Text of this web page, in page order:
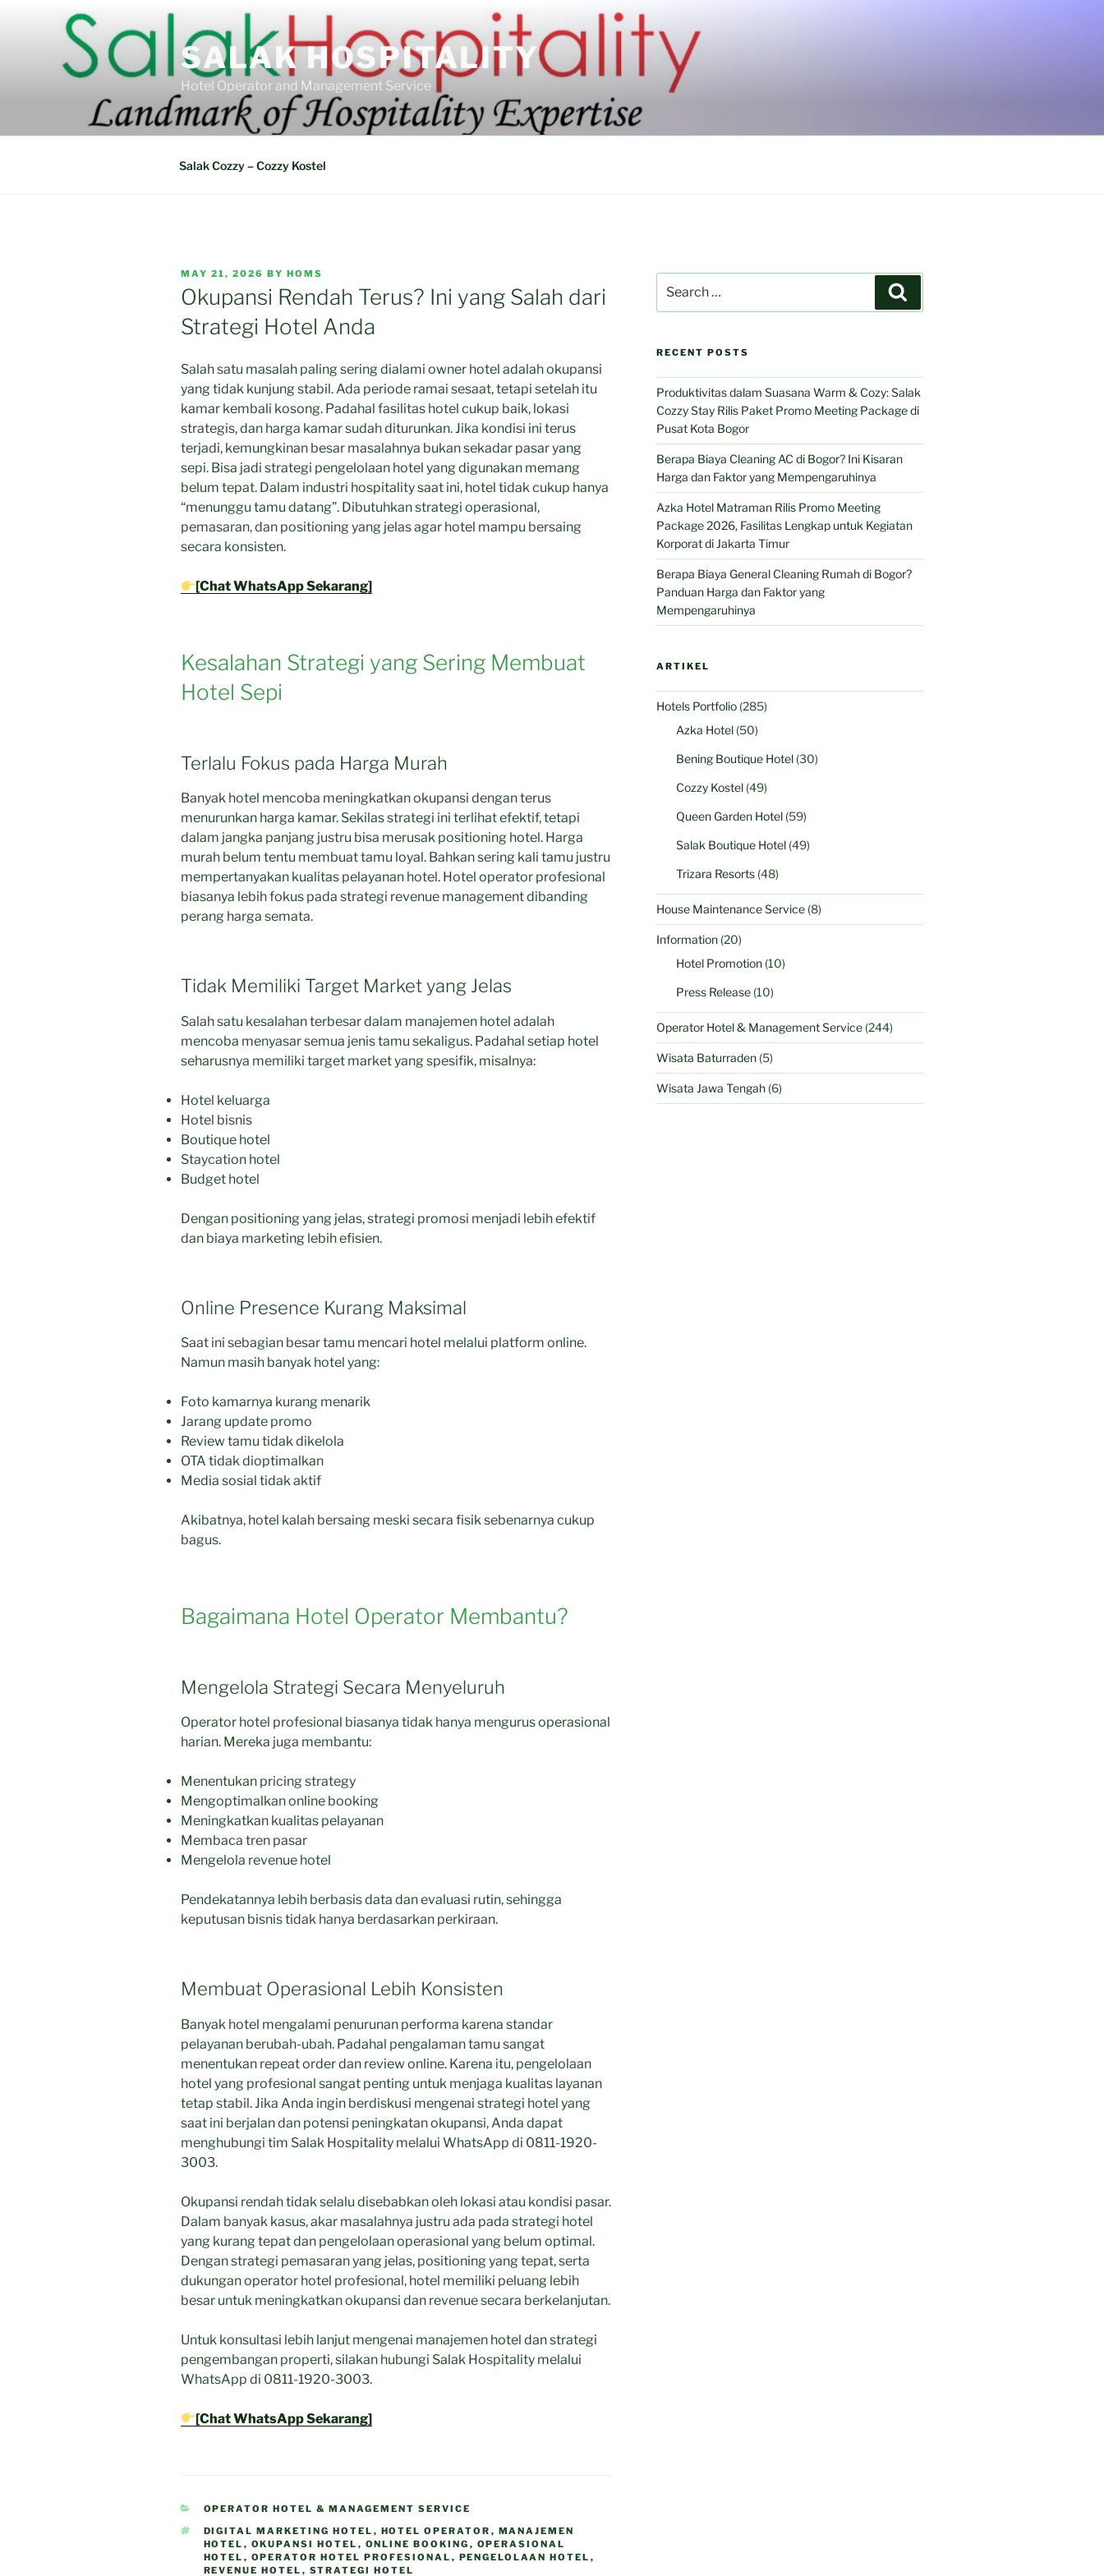
SALAK HOSPITALITY
Hotel Operator and Management Service
Salak Cozzy – Cozzy Kostel
POSTED
ON
MAY 21, 2026 BY HOMS
Okupansi Rendah Terus? Ini yang Salah dari
Strategi Hotel Anda
Salah satu masalah paling sering dialami owner hotel adalah okupansi
yang tidak kunjung stabil. Ada periode ramai sesaat, tetapi setelah itu
kamar kembali kosong. Padahal fasilitas hotel cukup baik, lokasi
strategis, dan harga kamar sudah diturunkan. Jika kondisi ini terus
terjadi, kemungkinan besar masalahnya bukan sekadar pasar yang
sepi. Bisa jadi strategi pengelolaan hotel yang digunakan memang
belum tepat. Dalam industri hospitality saat ini, hotel tidak cukup hanya
“menunggu tamu datang”. Dibutuhkan strategi operasional,
pemasaran, dan positioning yang jelas agar hotel mampu bersaing
secara konsisten.
[Chat WhatsApp Sekarang]
Kesalahan Strategi yang Sering Membuat
Hotel Sepi
Terlalu Fokus pada Harga Murah
Banyak hotel mencoba meningkatkan okupansi dengan terus
menurunkan harga kamar. Sekilas strategi ini terlihat efektif, tetapi
dalam jangka panjang justru bisa merusak positioning hotel. Harga
murah belum tentu membuat tamu loyal. Bahkan sering kali tamu justru
mempertanyakan kualitas pelayanan hotel. Hotel operator profesional
biasanya lebih fokus pada strategi revenue management dibanding
perang harga semata.
Tidak Memiliki Target Market yang Jelas
Salah satu kesalahan terbesar dalam manajemen hotel adalah
mencoba menyasar semua jenis tamu sekaligus. Padahal setiap hotel
seharusnya memiliki target market yang spesifik, misalnya:
Hotel keluarga
Hotel bisnis
Boutique hotel
Staycation hotel
Budget hotel
Dengan positioning yang jelas, strategi promosi menjadi lebih efektif
dan biaya marketing lebih efisien.
Online Presence Kurang Maksimal
Saat ini sebagian besar tamu mencari hotel melalui platform online.
Namun masih banyak hotel yang:
Foto kamarnya kurang menarik
Jarang update promo
Review tamu tidak dikelola
OTA tidak dioptimalkan
Media sosial tidak aktif
Akibatnya, hotel kalah bersaing meski secara fisik sebenarnya cukup
bagus.
Bagaimana Hotel Operator Membantu?
Mengelola Strategi Secara Menyeluruh
Operator hotel profesional biasanya tidak hanya mengurus operasional
harian. Mereka juga membantu:
Menentukan pricing strategy
Mengoptimalkan online booking
Meningkatkan kualitas pelayanan
Membaca tren pasar
Mengelola revenue hotel
Pendekatannya lebih berbasis data dan evaluasi rutin, sehingga
keputusan bisnis tidak hanya berdasarkan perkiraan.
Membuat Operasional Lebih Konsisten
Banyak hotel mengalami penurunan performa karena standar
pelayanan berubah-ubah. Padahal pengalaman tamu sangat
menentukan repeat order dan review online. Karena itu, pengelolaan
hotel yang profesional sangat penting untuk menjaga kualitas layanan
tetap stabil. Jika Anda ingin berdiskusi mengenai strategi hotel yang
saat ini berjalan dan potensi peningkatan okupansi, Anda dapat
menghubungi tim Salak Hospitality melalui WhatsApp di 0811-1920-
3003.
Okupansi rendah tidak selalu disebabkan oleh lokasi atau kondisi pasar.
Dalam banyak kasus, akar masalahnya justru ada pada strategi hotel
yang kurang tepat dan pengelolaan operasional yang belum optimal.
Dengan strategi pemasaran yang jelas, positioning yang tepat, serta
dukungan operator hotel profesional, hotel memiliki peluang lebih
besar untuk meningkatkan okupansi dan revenue secara berkelanjutan.
Untuk konsultasi lebih lanjut mengenai manajemen hotel dan strategi
pengembangan properti, silakan hubungi Salak Hospitality melalui
WhatsApp di 0811-1920-3003.
[Chat WhatsApp Sekarang]
CATEGORIES
OPERATOR HOTEL & MANAGEMENT SERVICE
TAGS
DIGITAL MARKETING HOTEL , HOTEL OPERATOR , MANAJEMEN
HOTEL , OKUPANSI HOTEL , ONLINE BOOKING , OPERASIONAL
HOTEL , OPERATOR HOTEL PROFESIONAL , PENGELOLAAN HOTEL ,
REVENUE HOTEL , STRATEGI HOTEL
for:
RECENT POSTS
Produktivitas dalam Suasana Warm & Cozy: Salak
Cozzy Stay Rilis Paket Promo Meeting Package di
Pusat Kota Bogor
Berapa Biaya Cleaning AC di Bogor? Ini Kisaran
Harga dan Faktor yang Mempengaruhinya
Azka Hotel Matraman Rilis Promo Meeting
Package 2026, Fasilitas Lengkap untuk Kegiatan
Korporat di Jakarta Timur
Berapa Biaya General Cleaning Rumah di Bogor?
Panduan Harga dan Faktor yang
Mempengaruhinya
ARTIKEL
Hotels Portfolio(285)
Azka Hotel(50)
Bening Boutique Hotel(30)
Cozzy Kostel(49)
Queen Garden Hotel(59)
Salak Boutique Hotel(49)
Trizara Resorts(48)
House Maintenance Service(8)
Information(20)
Hotel Promotion(10)
Press Release(10)
Operator Hotel & Management Service(244)
Wisata Baturraden(5)
Wisata Jawa Tengah(6)